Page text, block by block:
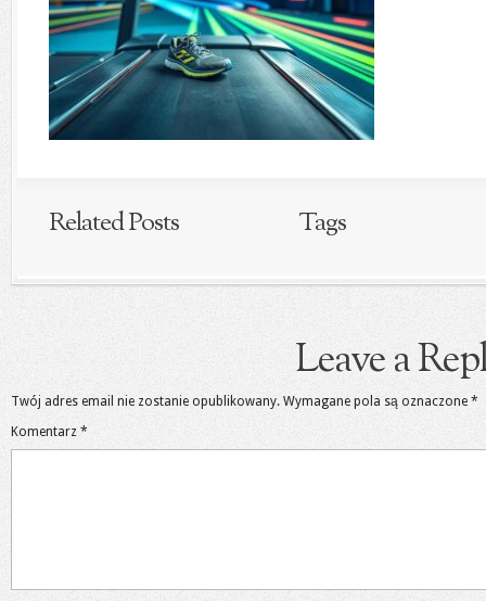
Related Posts Tags
Leave a
Twój adres email nie zostanie opublikowany. Wymagane pola są oznaczone *
Komentarz *